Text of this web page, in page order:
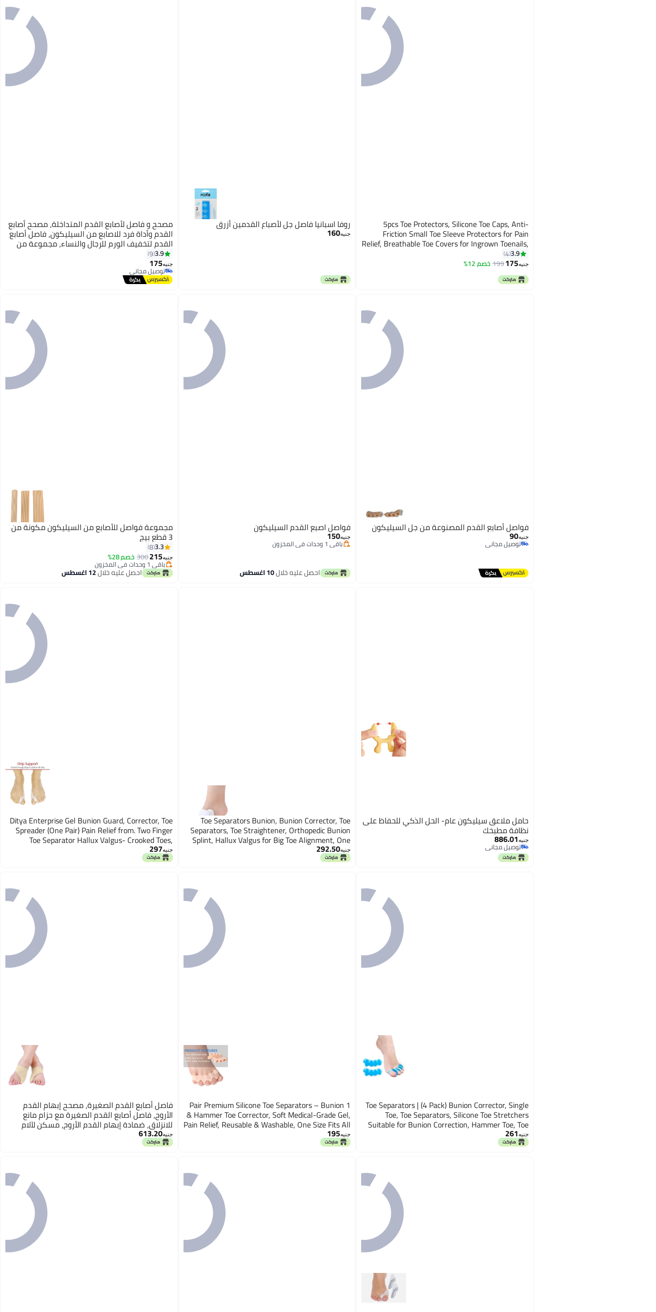
5pcs Toe Protectors, Silicone Toe Caps, Anti-
Friction Small Toe Sleeve Protectors for Pain
Relief, Breathable Toe Covers for Ingrown Toenails,
Corns, Prevent Blister, Hammer Toes
3.9
4
جنيه175
199 خصم 12%
روفا اسبانيا فاصل جل لأصباع القدمين أزرق
جنيه160
مصحح و فاصل لأصابع القدم المتداخلة، مصحح أصابع
القدم وأداة فرد للاصابع من السيليكون، فاصل أصابع
القدم لتخفيف الورم للرجال والنساء، مجموعة من
قطعتين
3.9
9
جنيه175
توصيل مجاني
توصيل مجاني
فواصل أصابع القدم المصنوعة من جل السيليكون
جنيه90
توصيل مجاني
توصيل مجاني
فواصل اصبع القدم السيليكون
جنيه150
باقي 1 وحدات في المخزون
باقي 1 وحدات في المخزون
احصل عليه خلال10 اغسطس
مجموعة فواصل للأصابع من السيليكون مكونة من
3 قطع بيج
3.3
8
جنيه215
300خصم 28%
باقي 1 وحدات في المخزون
باقي 1 وحدات في المخزون احصل عليه خلال12 اغسطس
حامل ملاعق سيليكون عام- الحل الذكي للحفاظ على
نظافة مطبخك
جنيه886.01
توصيل مجاني
توصيل مجاني
Toe Separators Bunion, Bunion Corrector, Toe
Separators, Toe Straightener, Orthopedic Bunion
Splint, Hallux Valgus for Big Toe Alignment, One
Size
جنيه292.50
Ditya Enterprise Gel Bunion Guard, Corrector, Toe
Spreader (One Pair) Pain Relief from. Two Finger
Toe Separator Hallux Valgus- Crooked Toes,
Pressure, corrector, Straighten toe structure.
جنيه297
Toe Separators | (4 Pack) Bunion Corrector, Single
Toe, Toe Separators, Silicone Toe Stretchers
Suitable for Bunion Correction, Hammer Toe, Toe
Pain Relief (Blue)
جنيه261
1 Pair Premium Silicone Toe Separators – Bunion
& Hammer Toe Corrector, Soft Medical-Grade Gel,
Pain Relief, Reusable & Washable, One Size Fits All
جنيه195
فاصل أصابع القدم الصغيرة، مصحح إبهام القدم
الأروح، فاصل أصابع القدم الصغيرة مع حزام مانع
للانزلاق، ضمادة إبهام القدم الأروح، مسكن لآلام
أصابع القدم للوسادة
جنيه613.20